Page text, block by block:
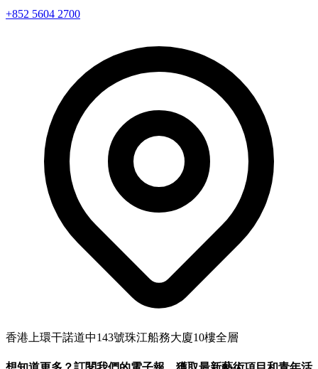
+852 5604 2700
香港上環干諾道中143號珠江船務大廈10樓全層